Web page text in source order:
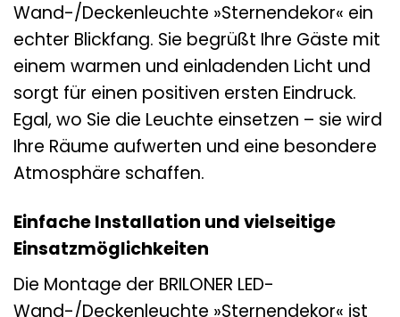
Wand-/Deckenleuchte »Sternendekor« ein
echter Blickfang. Sie begrüßt Ihre Gäste mit
einem warmen und einladenden Licht und
sorgt für einen positiven ersten Eindruck.
Egal, wo Sie die Leuchte einsetzen – sie wird
Ihre Räume aufwerten und eine besondere
Atmosphäre schaffen.
Einfache Installation und vielseitige
Einsatzmöglichkeiten
Die Montage der BRILONER LED-
Wand-/Deckenleuchte »Sternendekor« ist